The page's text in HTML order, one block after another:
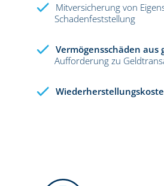
Mitversicherung von
Schadenfeststellung
Vermögensschäden aus
Aufforderung zu